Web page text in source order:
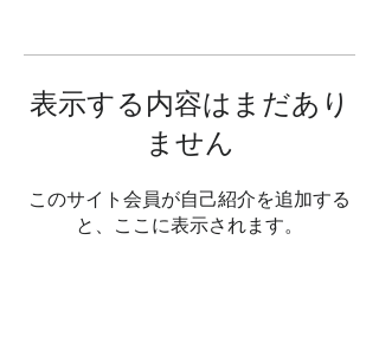
表示する内容はまだあり
ません
このサイト会員が自己紹介を追加する
と、ここに表示されます。